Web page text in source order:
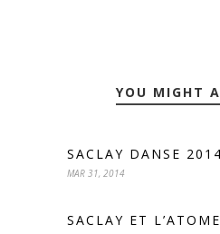
YOU MIGHT
SACLAY DANSE 2014
MAR 31, 2014
SACLAY ET